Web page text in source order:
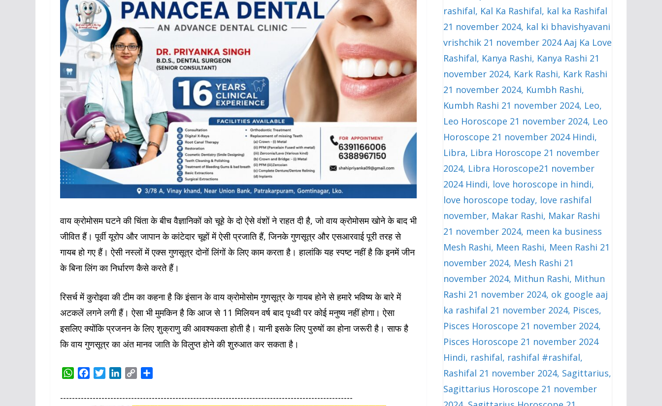
वाय क्रोमोसम घटने की चिंता के बीच वैज्ञानिकों को चूहे के दो ऐसे वंशों ने राहत दी है, जो वाय क्रोमोसम खोने के बाद भी
जीवित हैं। पूर्वी यूरोप और जापान के कांटेदार चूहों में ऐसी प्रजाति हैं, जिनके गुणसूत्र और एसआरवाई पूरी तरह से
गायब हो गए हैं। ऐसी नस्लों में एक्स गुणसूत्र दोनों लिंगों के लिए काम करता है। हालांकि यह स्पष्ट नहीं है कि इनमें जीन
के बिना लिंग का निर्धारण कैसे करते हैं।
रिसर्च में कुरोइवा की टीम का कहना है कि इंसान के वाय क्रोमोसोम गुणसूत्र के गायब होने से हमारे भविष्य के बारे में
अटकलें लगने लगी हैं। ऐसा भी मुमकिन है कि आज से 11 मिलियन वर्ष बाद पृथ्वी पर कोई मनुष्य नहीं होगा। ऐसा
इसलिए क्योंकि प्रजनन के लिए शुक्राणु की आवश्यकता होती है। यानी इसके लिए पुरुषों का होना जरूरी है। साफ है
कि वाय गुणसूत्र का अंत मानव जाति के विलुप्त होने की शुरुआत कर सकता है।
W
a
c
i
n
p
a
---------------------------------------------------------------------------------------------------